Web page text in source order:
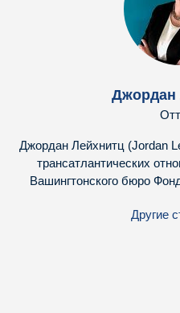
Джордан
Джордан Лейхнитц (Jordan
трансатлантических
Вашингтонского бюро
Другие